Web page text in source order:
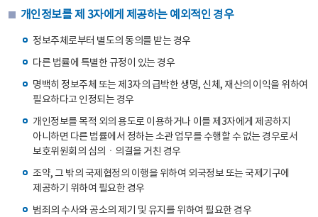
개인정보를 제 3자에게 제공하는 예외적인 경우
정보주체로부터 별도의 동의를 받는 경우
다른 법률에 특별한 규정이 있는 경우
명백히 정보주체 또는 제3자의 급박한 생명, 신체, 재산의 이익을 위하여
필요하다고 인정되는 경우
개인정보를 목적 외의 용도로 이용하거나 이를 제3자에게 제공하지
아니하면 다른 법률에서 정하는 소관 업무를 수행할 수 없는 경우로서
보호위원회의 심의ㆍ의결을 거친 경우
조약, 그 밖의 국제협정의 이행을 위하여 외국정보 또는 국제기구에
제공하기 위하여 필요한 경우
범죄의 수사와 공소의 제기 및 유지를 위하여 필요한 경우